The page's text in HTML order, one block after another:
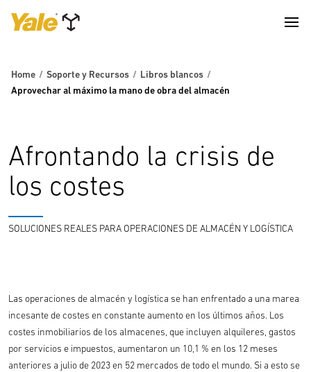
Home Soporte y Recursos
Libros blancos
Aprovechar al máximo la mano de obra del almacén
Afrontando la crisis de
los costes
SOLUCIONES REALES PARA OPERACIONES DE ALMACÉN Y LOGÍSTICA
Las operaciones de almacén y logística se han enfrentado a una marea
incesante de costes en constante aumento en los últimos años. Los
costes inmobiliarios de los almacenes, que incluyen alquileres, gastos
por servicios e impuestos, aumentaron un 10,1 % en los 12 meses
anteriores a julio de 2023 en 52 mercados de todo el mundo. Si a esto se